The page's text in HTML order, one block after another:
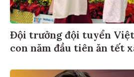
Đội trưởng đội tuyển
con năm đầu tiên ăn tết